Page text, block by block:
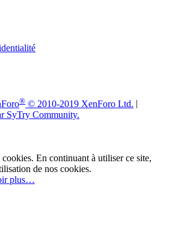
® © 2010-2019 XenForo Ltd.
SyTry Community.
En continuant à utiliser ce site,
de nos cookies.
plus…